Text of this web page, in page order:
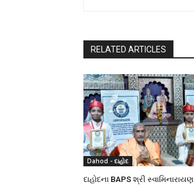
RELATED ARTICLES
Dahod - દાહોદ
દાહોદના BAPS શ્રી સ્વામિનારાયણ